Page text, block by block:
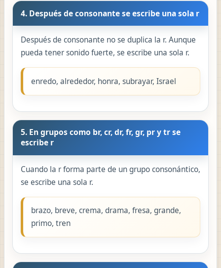
4. Después de consonante se escribe una sola r
Después de consonante no se duplica la r. Aunque
pueda tener sonido fuerte, se escribe una sola r.
enredo, alrededor, honra, subrayar, Israel
5. En grupos como br, cr, dr, fr, gr, pr y tr se
escribe r
Cuando la r forma parte de un grupo consonántico,
se escribe una sola r.
brazo, breve, crema, drama, fresa, grande,
primo, tren